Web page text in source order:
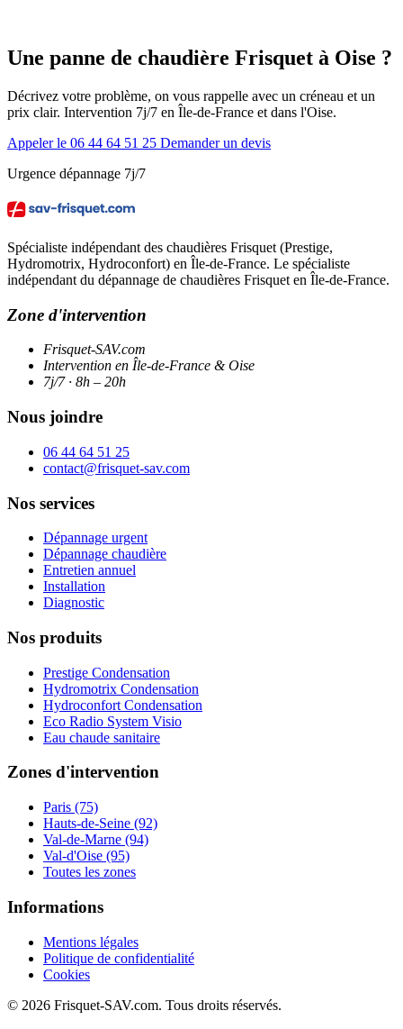
Une panne de chaudière Frisquet à Oise ?
Décrivez votre problème, on vous rappelle avec un créneau et un
prix clair. Intervention 7j/7 en Île-de-France et dans l'Oise.
Appeler le 06 44 64 51 25 Demander un devis
Urgence dépannage 7j/7
Spécialiste indépendant des chaudières Frisquet (Prestige,
Hydromotrix, Hydroconfort) en Île-de-France. Le spécialiste
indépendant du dépannage de chaudières Frisquet en Île-de-France.
Zone d'intervention
Frisquet-SAV.com
Intervention en Île-de-France & Oise
7j/7 · 8h – 20h
Nous joindre
06 44 64 51 25
contact@frisquet-sav.com
Nos services
Dépannage urgent
Dépannage chaudière
Entretien annuel
Installation
Diagnostic
Nos produits
Prestige Condensation
Hydromotrix Condensation
Hydroconfort Condensation
Eco Radio System Visio
Eau chaude sanitaire
Zones d'intervention
Paris (75)
Hauts-de-Seine (92)
Val-de-Marne (94)
Val-d'Oise (95)
Toutes les zones
Informations
Mentions légales
Politique de confidentialité
Cookies
© 2026 Frisquet-SAV.com. Tous droits réservés.